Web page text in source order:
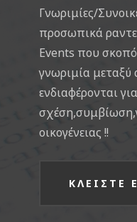
Γνωριμίες/
προσωπικά
Events που
γνωριμία
ενδιαφέρονται
οικογένειας !!
ΚΛΕΙΣΤΕ